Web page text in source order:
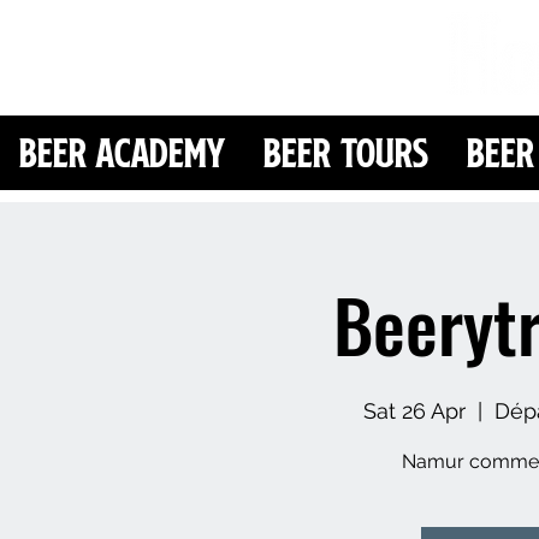
Beer Academy Beer Tours
Sat 26 Apr
Namur